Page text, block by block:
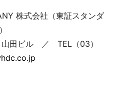
株式会社（東証スタンダ
山田ビル ／ TEL（03）